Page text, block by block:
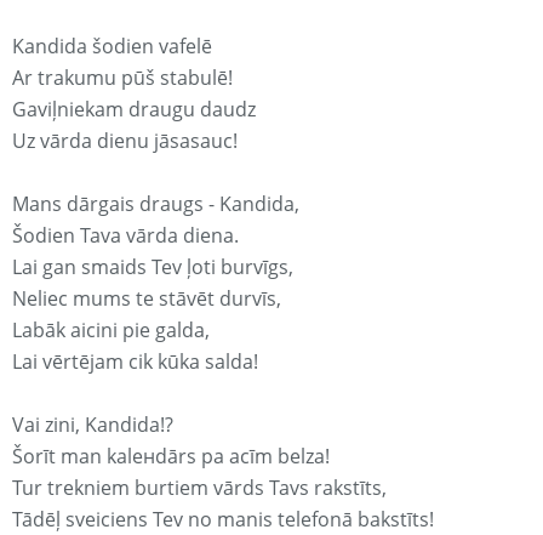
Kandida šodien vafelē
Ar trakumu pūš stabulē!
Gaviļniekam draugu daudz
Uz vārda dienu jāsasauc!
Mans dārgais draugs - Kandida,
Šodien Tava vārda diena.
Lai gan smaids Tev ļoti burvīgs,
Neliec mums te stāvēt durvīs,
Labāk aicini pie galda,
Lai vērtējam cik kūka salda!
Vai zini, Kandida!?
Šorīt man kaleнdārs pa acīm belza!
Tur trekniem burtiem vārds Tavs rakstīts,
Tādēļ sveiciens Tev no manis telefonā bakstīts!